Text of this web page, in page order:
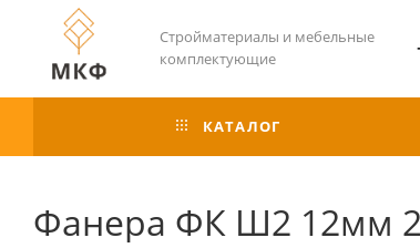
Стройматериалы и мебельные
комплектующие
КАТАЛОГ
Фанера ФК Ш2 12мм